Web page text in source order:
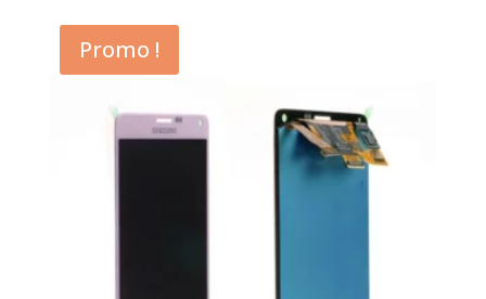
était :
9,90 €.
est :
7,90 €.
Promo !